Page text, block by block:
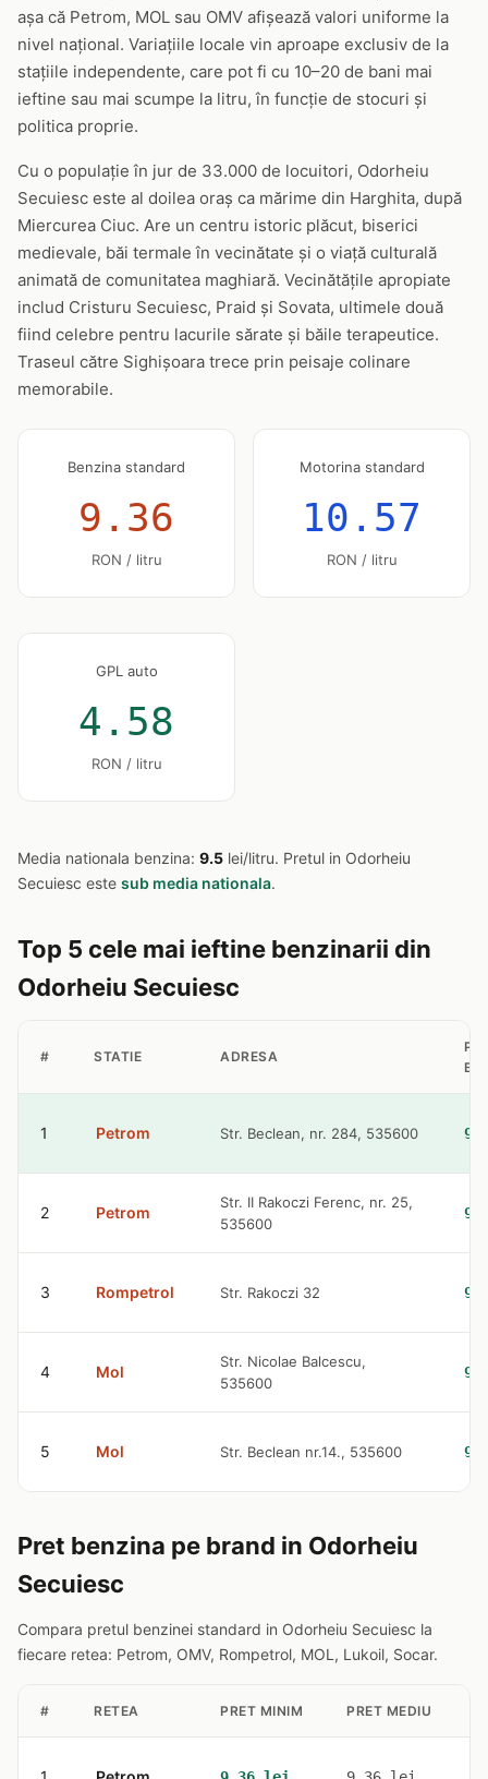
așa că Petrom, MOL sau OMV afișează valori uniforme la
nivel național. Variațiile locale vin aproape exclusiv de la
stațiile independente, care pot fi cu 10–20 de bani mai
ieftine sau mai scumpe la litru, în funcție de stocuri și
politica proprie.
Cu o populație în jur de 33.000 de locuitori, Odorheiu
Secuiesc este al doilea oraș ca mărime din Harghita, după
Miercurea Ciuc. Are un centru istoric plăcut, biserici
medievale, băi termale în vecinătate și o viață culturală
animată de comunitatea maghiară. Vecinătățile apropiate
includ Cristuru Secuiesc, Praid și Sovata, ultimele două
fiind celebre pentru lacurile sărate și băile terapeutice.
Traseul către Sighișoara trece prin peisaje colinare
memorabile.
Benzina standard
9.36
RON / litru
Motorina standard
10.57
RON / litru
GPL auto
4.58
RON / litru
Media nationala benzina: 9.5 lei/litru. Pretul in Odorheiu
Secuiesc este sub media nationala.
Top 5 cele mai ieftine benzinarii din
Odorheiu Secuiesc
# STATIE ADRESA
1 Petrom Str. Beclean, nr. 284, 535600
2 Petrom
Str. II Rakoczi Ferenc, nr. 25,
535600
3 Rompetrol Str. Rakoczi 32
4 Mol
Str. Nicolae Balcescu,
535600
5 Mol Str. Beclean nr.14., 535600
Pret benzina pe brand in Odorheiu
Secuiesc
Compara pretul benzinei standard in Odorheiu Secuiesc la
fiecare retea: Petrom, OMV, Rompetrol, MOL, Lukoil, Socar.
# RETEA PRET MINIM PRET MEDIU